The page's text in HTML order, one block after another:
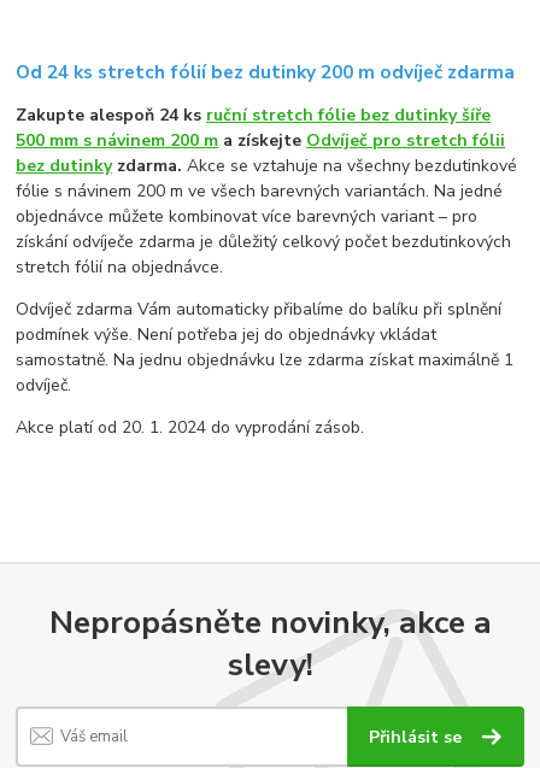
Od 24 ks stretch fólií bez dutinky 200 m odvíječ zdarma
Zakupte alespoň 24 ks ruční stretch fólie bez dutinky šíře
500 mm s návinem 200 m a získejte Odvíječ pro stretch fólii
bez dutinkyzdarma.Akce se vztahuje na všechny bezdutinkové
fólie s návinem 200 m ve všech barevných variantách. Na jedné
objednávce můžete kombinovat více barevných variant – pro
získání odvíječe zdarma je důležitý celkový počet bezdutinkových
stretch fólií na objednávce.
Odvíječ zdarma Vám automaticky přibalíme do balíku při splnění
podmínek výše. Není potřeba jej do objednávky vkládat
samostatně. Na jednu objednávku lze zdarma získat maximálně 1
odvíječ.
Akce platí od 20. 1. 2024 do vyprodání zásob.
Nepropásněte novinky, akce a
slevy!
Přihlásit se